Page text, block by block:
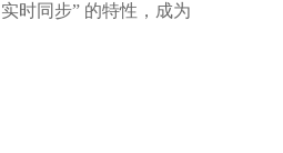
时同步” 的特性，成为